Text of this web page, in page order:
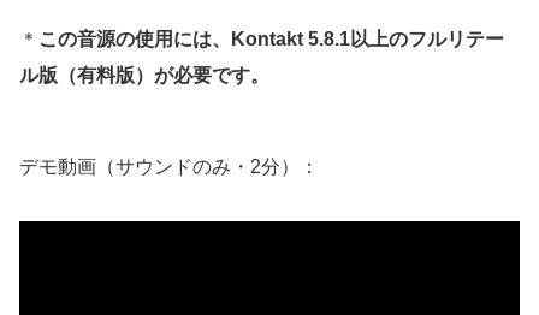
＊ この音源の使用には、Kontakt 5.8.1以上のフルリテー
ル版（有料版）が必要です。
デモ動画（サウンドのみ・2分）：